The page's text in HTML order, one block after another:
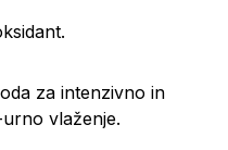
za intenzivno in
vlaženje.